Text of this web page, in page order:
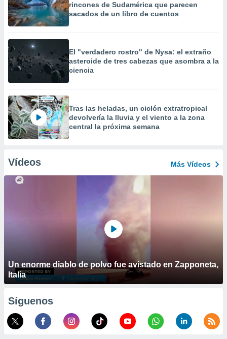
rincones de Sudamérica que parecen
sacados de un libro de cuentos
El "verdadero rostro" de Nysa: el extraño
asteroide de tres cabezas que asombra a la
ciencia
Tras las heladas, un ciclón extratropical
devolvería la lluvia y el viento a la zona
central la próxima semana
Vídeos Más Vídeos
Un enorme diablo de polvo fue avistado en Zapponeta,
Italia
Síguenos